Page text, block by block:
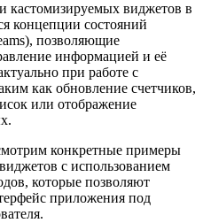
кастомизируемых виджетов в
концепции состояний
позволяющие
информацией и её
при работе с
как обновление счетчиков,
или отображение
конкретные примеры
с использованием
которые позволяют
приложения под